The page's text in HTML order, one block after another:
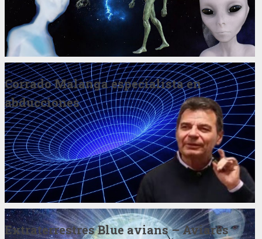
Corrado Malanga especialista en
abducciones
Extraterrestres Blue avians – Aviares